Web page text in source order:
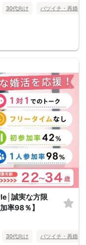
30代向け バツイチ・再婚
誠実な方限
率98％】
30代向け バツイチ・再婚